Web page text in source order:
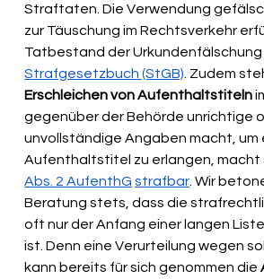
Straftaten. Die Verwendung
zur Täuschung im Rechtsverkehr
Tatbestand der
Strafgesetzbuch (StGB) . Zudem
Erschleichen von Aufenthaltstiteln
gegenüber der Behörde unrichtige
unvollständige Angaben macht, um
Aufenthaltstitel zu erlangen, macht
Abs. 2 AufenthG strafbar . Wir
Beratung stets, dass die
oft nur der Anfang einer langen
ist. Denn eine Verurteilung wegen
kann bereits für sich genommen die